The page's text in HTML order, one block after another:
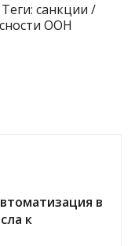
санкции /
ООН
в
к